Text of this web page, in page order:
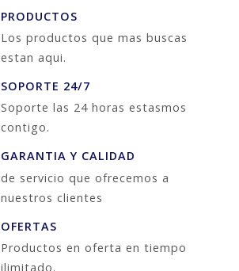
PRODUCTOS
Los productos que mas buscas
estan aqui.
SOPORTE 24/7
Soporte las 24 horas estasmos
contigo.
GARANTIA Y CALIDAD
de servicio que ofrecemos a
nuestros clientes
OFERTAS
Productos en oferta en tiempo
ilimitado.